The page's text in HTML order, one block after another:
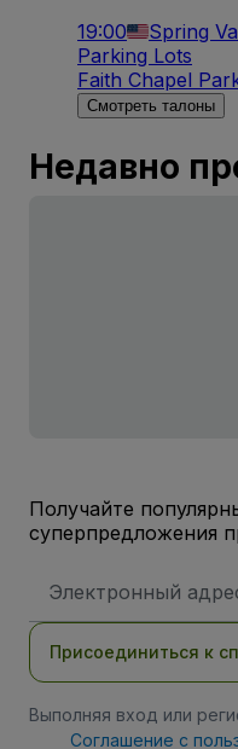
19:00 Spring
Parking Lots
Faith Chapel
Смотреть талоны
Недавно
Получайте
суперпредложения
электронной
Присоединиться к
Выполняя вход или
Соглашение с